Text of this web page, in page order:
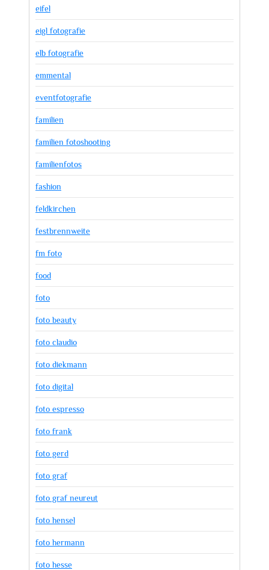
eifel
eigl fotografie
elb fotografie
emmental
eventfotografie
familien
familien fotoshooting
familienfotos
fashion
feldkirchen
festbrennweite
fm foto
food
foto
foto beauty
foto claudio
foto diekmann
foto digital
foto espresso
foto frank
foto gerd
foto graf
foto graf neureut
foto hensel
foto hermann
foto hesse